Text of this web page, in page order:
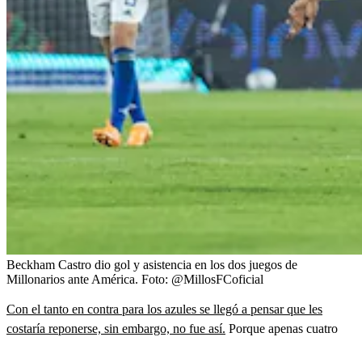
Beckham Castro dio gol y asistencia en los dos juegos de
Millonarios ante América. Foto: @MillosFCoficial
Con el tanto en contra para los azules se llegó a pensar que les
costaría reponerse, sin embargo, no fue así. Porque apenas cuatro